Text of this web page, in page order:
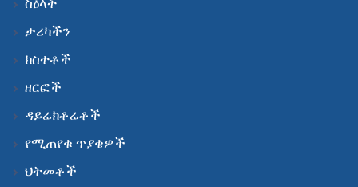
ስዕላት
ታሪካችን
ክስተቶች
ዘርፎች
ዳይሬክቶሬቶች
የሚጠየቁ ጥያቄዎች
ህትመቶች